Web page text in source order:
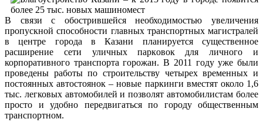
В связи с обострившейся необходимостью увеличения
пропускной способности главных транспортных магистралей
в центре города в Казани планируется существенное
расширение сети уличных парковок для личного и
корпоративного транспорта горожан. В 2011 году уже были
проведены работы по строительству четырех временных и
постоянных автостоянок – новые паркинги вместят около 1,6
тыс. легковых автомобилей и позволят автомобилистам более
просто и удобно передвигаться по городу общественным
транспортном.